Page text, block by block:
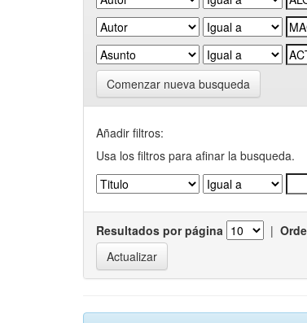
Comenzar nueva busqueda
Añadir filtros:
Usa los filtros para afinar la busqueda.
Resultados por página |